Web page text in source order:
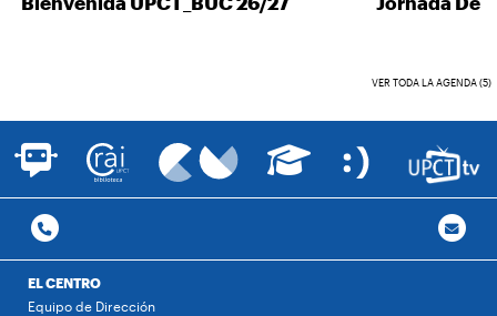
VER TODA LA AGENDA (5)
EL CENTRO
Equipo de Dirección